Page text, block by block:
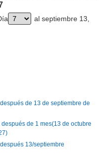
al septiembre 13,
de 13 de septiembre de
después de 1 mes(13 de octubre
13/septiembre